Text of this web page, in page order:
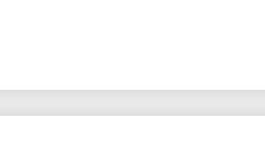
Equipment ...